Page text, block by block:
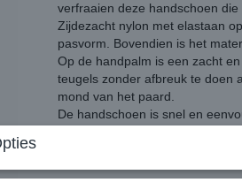
verfraaien deze handschoen
Zijdezacht nylon met elastaan
pasvorm. Bovendien is het
Op de handpalm is een zacht
teugels zonder afbreuk te doen
mond van het paard.
De handschoen is snel en